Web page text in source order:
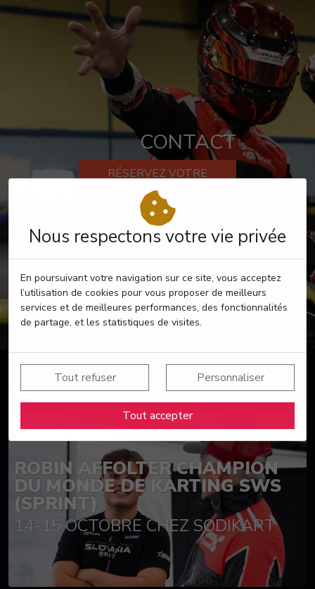
Nous respectons votre vie privée
En poursuivant votre navigation sur ce site, vous acceptez
l’utilisation de cookies pour vous proposer de meilleurs
services et de meilleures performances, des fonctionnalités
de partage, et les statistiques de visites.
Tout refuser Personnaliser
Tout accepter
CONTACT
RÉSERVEZ VOTRE
PASSAGE
Suivez nos actualités
ROBIN AFFOLTER CHAMPION
DU MONDE DE KARTING SWS
(SPRINT)
14-15 OCTOBRE CHEZ SODIKART